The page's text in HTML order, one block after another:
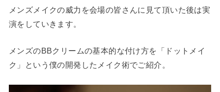
メンズメイクの威力を会場の皆さんに見て頂いた後は実
演をしていきます。
メンズのBBクリームの基本的な付け方を「ドットメイ
ク」という僕の開発したメイク術でご紹介。